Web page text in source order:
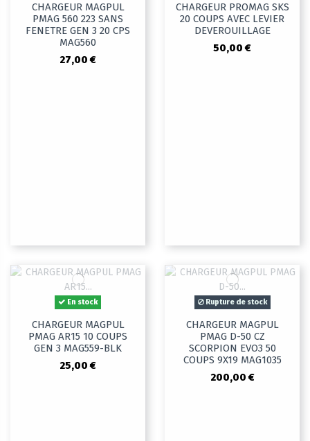
CHARGEUR MAGPUL
PMAG 560 223 SANS
FENETRE GEN 3 20 CPS
MAG560
27,00 €
CHARGEUR PROMAG SKS
20 COUPS AVEC LEVIER
DEVEROUILLAGE
50,00 €
En stock
CHARGEUR MAGPUL
PMAG AR15 10 COUPS
GEN 3 MAG559-BLK
25,00 €
Rupture de stock
CHARGEUR MAGPUL
PMAG D-50 CZ
SCORPION EVO3 50
COUPS 9X19 MAG1035
200,00 €